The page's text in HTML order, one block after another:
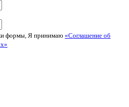
формы, Я принимаю «Соглашение об